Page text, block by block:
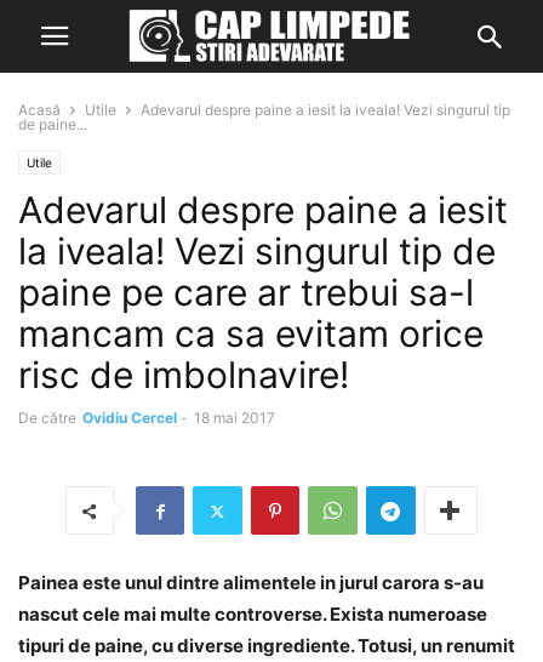
Acasă Utile
Adevarul despre paine a iesit la iveala! Vezi singurul tip
de paine...
Utile
Adevarul despre paine a iesit
la iveala! Vezi singurul tip de
paine pe care ar trebui sa-l
mancam ca sa evitam orice
risc de imbolnavire!
De către Ovidiu Cercel - 18 mai 2017
Painea este unul dintre alimentele in jurul carora s-au
nascut cele mai multe controverse. Exista numeroase
tipuri de paine, cu diverse ingrediente. Totusi, un renumit